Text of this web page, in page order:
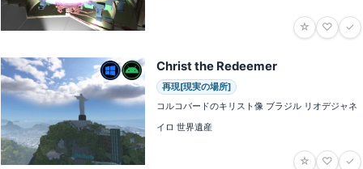
☆ ♡ ✓
Christ the Redeemer
再現[現実の場所]
コルコバードのキリスト像 ブラジル リオデジャネ
イロ 世界遺産
☆ ♡ ✓